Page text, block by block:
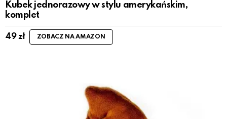
Kubek jednorazowy w stylu amerykańskim,
komplet
49zł ZOBACZ NA AMAZON